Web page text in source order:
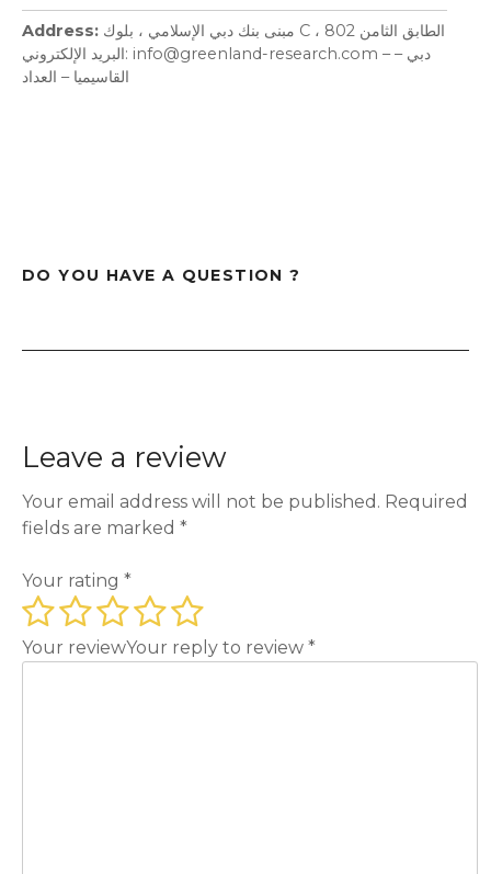
Address مبنى بنك دبي الإسلامي ، بلوك C ، الطابق الثامن 802
البريد الإلكتروني: info@greenland-research.com – دبي –
القاسيميا – العداد
DO YOU HAVE A QUESTION ?
Leave a review
Your email address will not be published. Required
fields are marked *
Your rating *
Your reviewYour reply to review *